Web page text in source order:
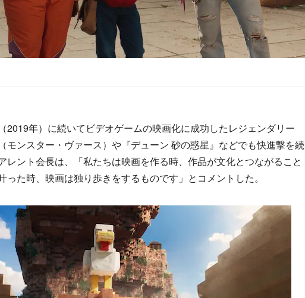
2019年）に続いてビデオゲームの映画化に成功したレジェンダリー
モンスター・ヴァース）や『デューン 砂の惑星』などでも快進撃を続
レント会長は、「私たちは映画を作る時、作品が文化とつながること
った時、映画は独り歩きをするものです」とコメントした。